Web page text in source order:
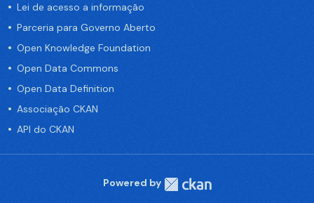
Lei de acesso a informação
Parceria para Governo Aberto
Open Knowledge Foundation
Open Data Commons
Open Data Definition
Associação CKAN
API do CKAN
Powered by